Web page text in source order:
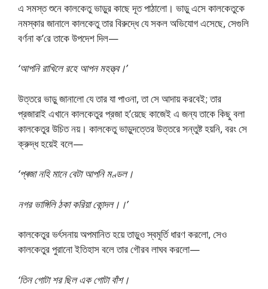
এ সমস্ত শুনে কালকেতু ভাড়ুর কাছে দূত পাঠালো। ভাড়ু এসে কালকেতুকে
নমস্কার জানালে কালকেতু তার বিরুদ্ধে যে সকল অভিযোগ এসেছে, সেগুলি
বর্ণনা ক’রে তাকে উপদেশ দিল—
‘আপনি রাখিলে রহে আপন মহত্ত্ব।’
উত্তরে ভাড়ু জানালো যে তার যা পাওনা, তা সে আদায় করবেই; তার
প্রজারাই এখানে কালকেতুর প্রজা হ’য়েছে কাজেই এ জন্য তাকে কিছু বলা
কালকেতুর উচিত নয়। কালকেতু ভাড়ুদত্তের উত্তরে সন্তুষ্ট হয়নি, বরং সে
ক্রুদ্ধ হয়েই বলে—
‘প্ৰজা নহি মানে বেটা আপনি মণ্ডল।
নগর ভাঙ্গিলি ঠকা করিয়া কোন্দল।।’
কালকেতুর ভর্ৎসনায় অপমানিত হয়ে তাড়ুও স্বমূর্তি ধারণ করলো, সেও
কালকেতুর পুরানো ইতিহাস বলে তার গৌরব লাঘব করলো—
‘তিন গোটা শর ছিল এক গোটা বাঁশ।